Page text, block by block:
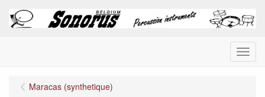
Menu
Maracas (synthetique)